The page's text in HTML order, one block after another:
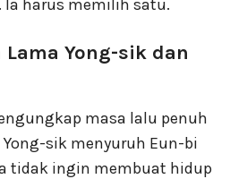
Ia harus memilih satu.
Yong-sik dan
masa lalu penuh
sik menyuruh Eun-bi
tidak ingin membuat hidup